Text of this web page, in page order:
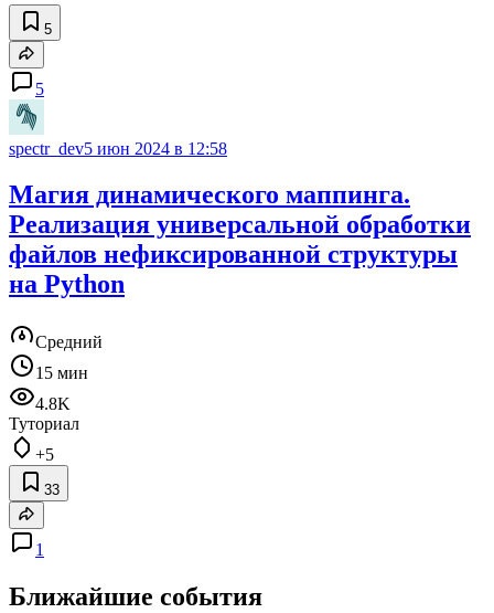
5
5
spectr_dev5 июн 2024 в 12:58
Магия динамического маппинга.
Реализация универсальной обработки
файлов нефиксированной структуры
на Python
Средний
15 мин
4.8K
Туториал
+5
33
1
Ближайшие события